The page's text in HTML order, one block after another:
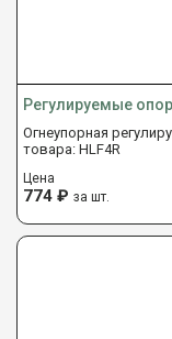
Регулируемые
Огнеупорная
товара: HLF4R
Цена
774 ₽ за шт.